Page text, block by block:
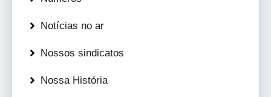
Notícias no ar
Nossos sindicatos
Nossa História